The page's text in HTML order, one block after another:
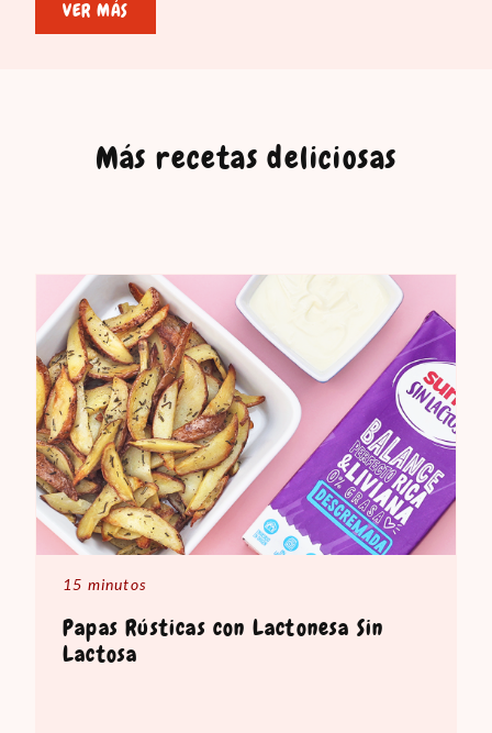
VER MÁS
Más recetas deliciosas
15 minutos
Papas Rústicas con Lactonesa Sin
Lactosa